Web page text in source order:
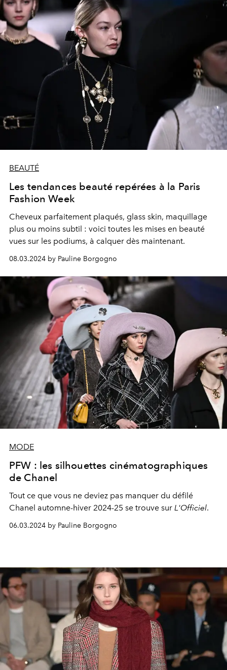
reconnaître la dignité athlétique de leur corps
dans la compétition.
BEAUTÉ
Les tendances beauté repérées à la Paris
Fashion Week
Cheveux parfaitement plaqués, glass skin, maquillage
plus ou moins subtil : voici toutes les mises en beauté
vues sur les podiums, à calquer dès maintenant.
08.03.2024 by Pauline Borgogno
MODE
PFW : les silhouettes cinématographiques
de Chanel
Tout ce que vous ne deviez pas manquer du défilé
Chanel automne-hiver 2024-25 se trouve sur L'Officiel.
06.03.2024 by Pauline Borgogno